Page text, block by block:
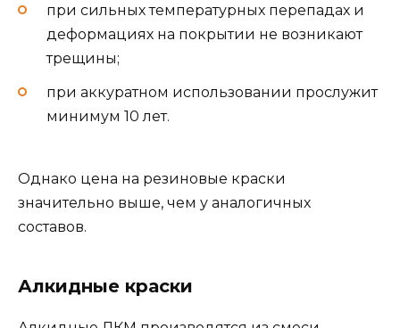
при сильных температурных перепадах и
деформациях на покрытии не возникают
трещины;
при аккуратном использовании прослужит
минимум 10 лет.
Однако цена на резиновые краски
значительно выше, чем у аналогичных
составов.
Алкидные краски